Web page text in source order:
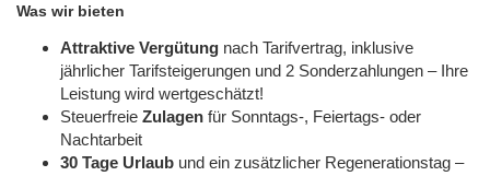
Was wir bieten
Attraktive Vergütung nach Tarifvertrag, inklusive
jährlicher Tarifsteigerungen und 2 Sonderzahlungen – Ihre
Leistung wird wertgeschätzt!
Steuerfreie Zulagen für Sonntags-, Feiertags- oder
Nachtarbeit
30 Tage Urlaub und ein zusätzlicher Regenerationstag –